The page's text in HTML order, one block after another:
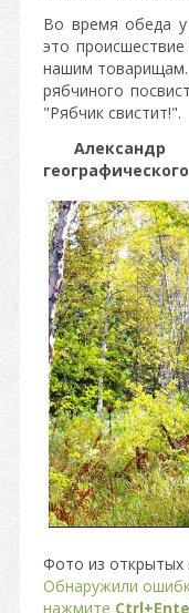
Во время обеда
это
нашим товарищам.
рябчиного
"Рябчик свистит!".
Александр
Фото из открытых
Обнаружили
нажмите